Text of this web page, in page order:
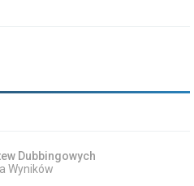
Dubbingowych
Wyników